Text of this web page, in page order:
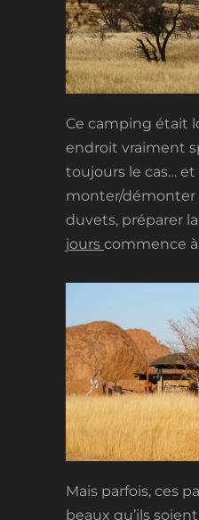
Ce camping était
endroit vraiment
toujours le cas…
monter/démonter
duvets, préparer
jours commence
Mais parfois, ces
beaux qu’ils